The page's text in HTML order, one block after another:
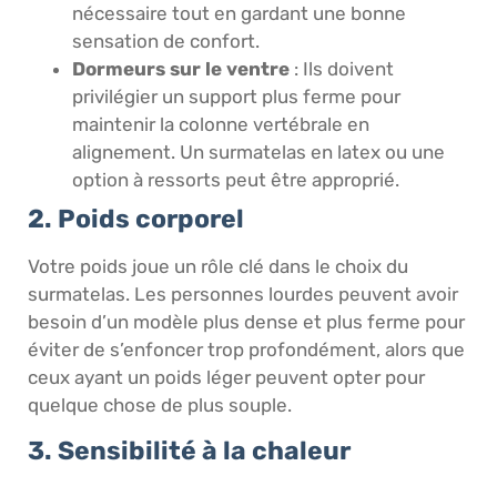
nécessaire tout en gardant une bonne
sensation de confort.
Dormeurs sur le ventre : Ils doivent
privilégier un support plus ferme pour
maintenir la colonne vertébrale en
alignement. Un surmatelas en latex ou une
option à ressorts peut être approprié.
2. Poids corporel
Votre poids joue un rôle clé dans le choix du
surmatelas. Les personnes lourdes peuvent avoir
besoin d’un modèle plus dense et plus ferme pour
éviter de s’enfoncer trop profondément, alors que
ceux ayant un poids léger peuvent opter pour
quelque chose de plus souple.
3. Sensibilité à la chaleur